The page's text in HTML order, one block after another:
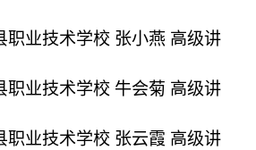
职业技术学校 张小燕 高级讲
职业技术学校 牛会菊 高级讲
职业技术学校 张云霞 高级讲